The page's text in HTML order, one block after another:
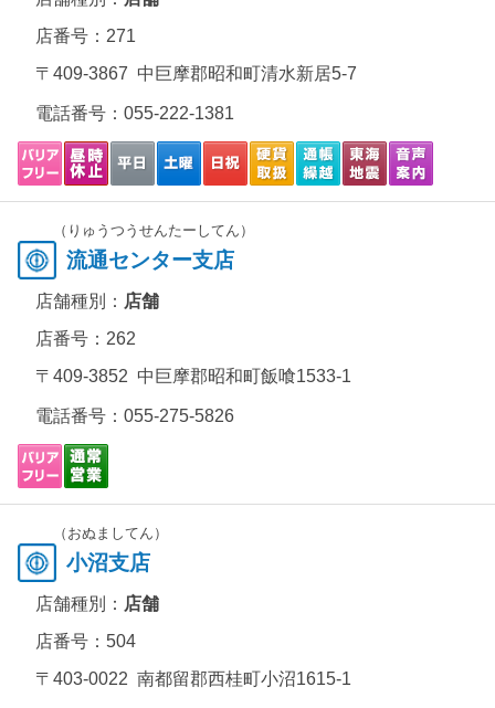
店番号：271
〒409-3867 中巨摩郡昭和町清水新居5-7
電話番号： 055-222-1381
（りゅうつうせんたーしてん）
流通センター支店
店舗種別： 店舗
店番号：262
〒409-3852 中巨摩郡昭和町飯喰1533-1
電話番号： 055-275-5826
（おぬましてん）
小沼支店
店舗種別： 店舗
店番号：504
〒403-0022 南都留郡西桂町小沼1615-1